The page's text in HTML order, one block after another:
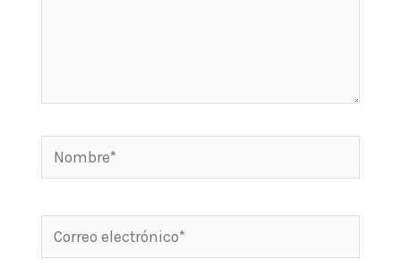
Nombre*
Correo
electrónico*